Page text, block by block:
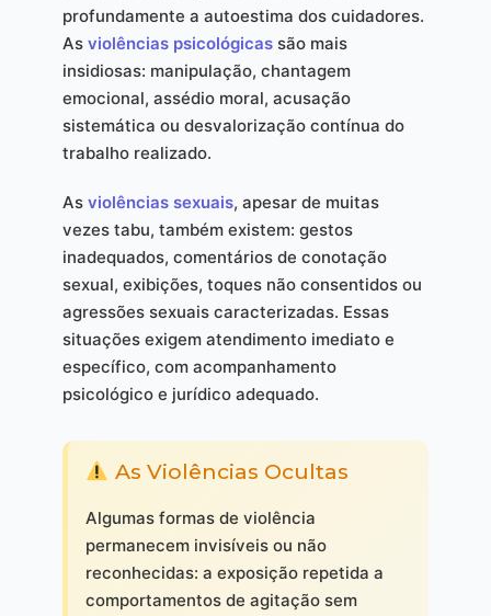
profundamente a autoestima dos cuidadores.
As violências psicológicassão mais
insidiosas: manipulação, chantagem
emocional, assédio moral, acusação
sistemática ou desvalorização contínua do
trabalho realizado.
As violências sexuais, apesar de muitas
vezes tabu, também existem: gestos
inadequados, comentários de conotação
sexual, exibições, toques não consentidos ou
agressões sexuais caracterizadas. Essas
situações exigem atendimento imediato e
específico, com acompanhamento
psicológico e jurídico adequado.
As Violências Ocultas
Algumas formas de violência
permanecem invisíveis ou não
reconhecidas: a exposição repetida a
comportamentos de agitação sem